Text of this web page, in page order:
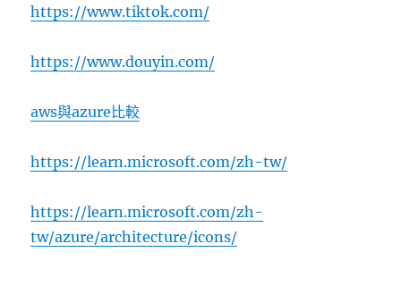
https://www.tiktok.com/
https://www.douyin.com/
aws與azure比較
https://learn.microsoft.com/zh-tw/
https://learn.microsoft.com/zh-
tw/azure/architecture/icons/